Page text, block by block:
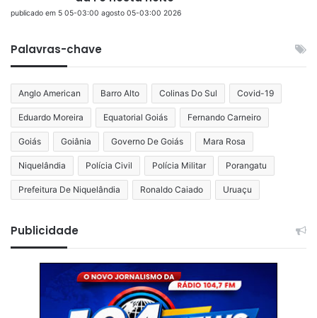
publicado em 5 05-03:00 agosto 05-03:00 2026
Palavras-chave
Anglo American Barro Alto Colinas Do Sul Covid-19
Eduardo Moreira Equatorial Goiás Fernando Carneiro
Goiás Goiânia Governo De Goiás Mara Rosa
Niquelândia Polícia Civil Polícia Militar Porangatu
Prefeitura De Niquelândia Ronaldo Caiado Uruaçu
Publicidade